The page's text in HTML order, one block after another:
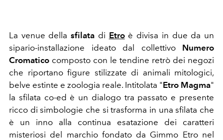
La venue dellasfilata di Etroè divisa in due da un
sipario-installazione ideato dal collettivo Numero
Cromatico composto con le tendine retrò dei negozi
che riportano figure stilizzate di animali mitologici,
belve estinte e zoologia reale. Intitolata "Etro Magma"
la sfilata co-ed è un dialogo tra passato e presente
ricco di simbologie che si trasforma in una sfilata che
è un inno alla continua esatazione dei caratteri
misteriosi del marchio fondato da Gimmo Etro nel